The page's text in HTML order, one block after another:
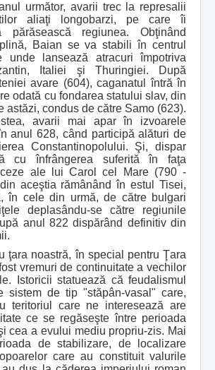
avarii trec la represalii
aliaţi longobarzi, pe care îi
părăsească regiunea. Obţinând
Baian se va stabili în centrul
unde lansează atracuri împotriva
Italiei şi Thuringiei. După
avare (604), caganatul întră în
odată cu fondarea statului slav, din
astăzi, condus de către Samo (623).
avarii mai apar în izvoarele
anul 628, când participă alături de
Constantinopolului. Şi, dispar
cu înfrângerea suferită în faţa
ale lui Carol cel Mare (790 -
aceştia rămânând în estul Tisei,
în cele din urmă, de către bulgari
deplasându-se către regiunile
anul 822 dispărând definitiv din
noastră, în special pentru Ţara
vremuri de continuitate a vechilor
Istoricii statuează că feudalismul
sistem de tip "stăpân-vasal" care,
teritoriul care ne interesează are
ce se regăseşte între perioada
cea a evului mediu propriu-zis. Mai
de stabilizare, de localizare
care au constituit valurile